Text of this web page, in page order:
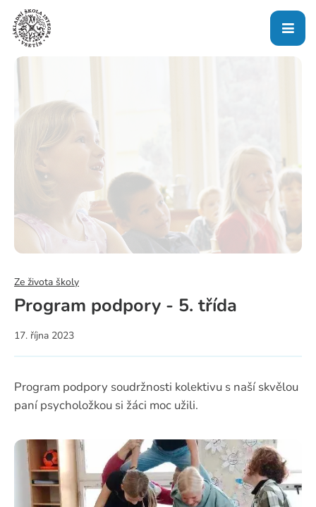
Ze života školy
Program podpory - 5. třída
17. října 2023
Program podpory soudržnosti kolektivu s naší skvělou
paní psycholožkou si žáci moc užili.